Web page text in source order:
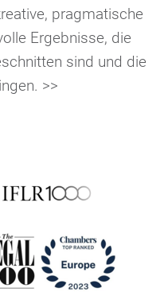
pragmatische
Ergebnisse, die
sind und die
>>